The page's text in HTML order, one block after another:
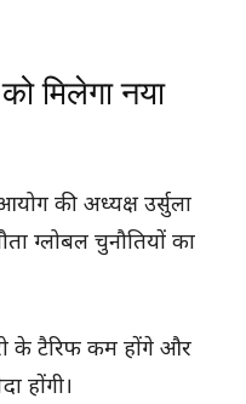
मिलेगा नया
आयोग की अध्यक्ष उर्सुला
ग्लोबल चुनौतियों का
के टैरिफ कम होंगे और
होंगी।